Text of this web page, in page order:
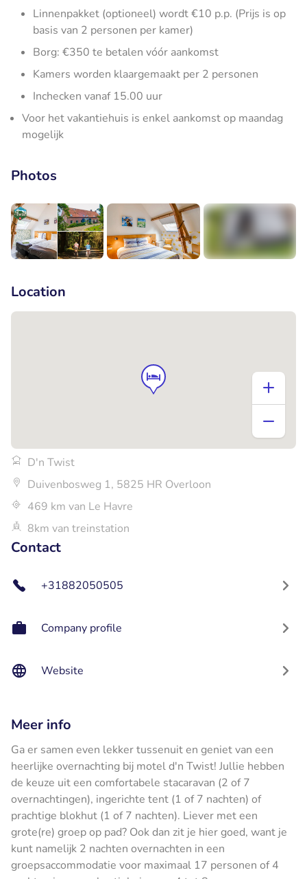
Linnenpakket (optioneel) wordt €10 p.p. (Prijs is op
basis van 2 personen per kamer)
Borg: €350 te betalen vóór aankomst
Kamers worden klaargemaakt per 2 personen
Inchecken vanaf 15.00 uur
Voor het vakantiehuis is enkel aankomst op maandag
mogelijk
Photos
Location
D'n Twist
Duivenbosweg 1, 5825 HR Overloon
469 km van Le Havre
8km van treinstation
Contact
+31882050505
Company profile
Website
Meer info
Ga er samen even lekker tussenuit en geniet van een
heerlijke overnachting bij motel d'n Twist! Jullie hebben
de keuze uit een comfortabele stacaravan (2 of 7
overnachtingen), ingerichte tent (1 of 7 nachten) of
prachtige blokhut (1 of 7 nachten). Liever met een
grote(re) groep op pad? Ook dan zit je hier goed, want je
kunt namelijk 2 nachten overnachten in een
groepsaccommodatie voor maximaal 17 personen of 4